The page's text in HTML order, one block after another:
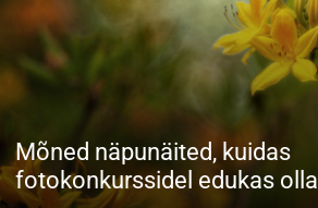
Mõned näpunäited, kuidas
fotokonkurssidel edukas olla